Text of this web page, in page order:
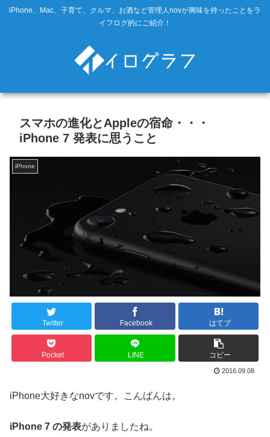
iPhone、Mac、子育て、クルマ、お酒など管理人novが興味を持ったことをラ
イフログ的にご紹介！
スマホの進化とAppleの宿命・・・
iPhone 7 発表に思うこと
iPhone
Twitter Facebook はてブ
Pocket LINE コピー
2016.09.08
iPhone大好きなnovです。こんばんは。
iPhone 7 の発表がありましたね。